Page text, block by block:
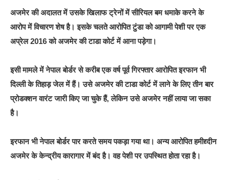
अजमेर की अदालत में उसके खिलाफ ट्रेनों में सीरियल बम धमाके करने के
आरोप में विचारण शेष है। इसके चलते आरोपित टुंडा को आगामी पेशी पर एक
अप्रेल 2016 को अजमेर की टाडा कोर्ट में आना पड़ेगा।
इसी मामले में नेपाल बोर्डर से करीब एक वर्ष पूर्व गिरफ्तार आरोपित इरफान भी
दिल्ली के तिहाड़ जेल में हैं। उसे अजमेर की टाडा कोर्ट में लाने के लिए तीन बार
प्रोडक्शन वारंट जारी किए जा चुके हैं, लेकिन उसे अजमेर नहीं लाया जा सका
है।
इरफान भी नेपाल बोर्डर पार करते समय पकड़ा गया था। अन्य आरोपित हमीद्द्दीन
अजमेर के केन्द्रीय कारागार में बंद है। वह पेशी पर उपस्थित होता रहा है।